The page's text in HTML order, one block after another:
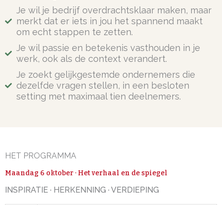
Je wil je bedrijf overdrachtsklaar maken, maar
merkt dat er iets in jou het spannend maakt
om echt stappen te zetten.
Je wil passie en betekenis vasthouden in je
werk, ook als de context verandert.
Je zoekt gelijkgestemde ondernemers die
dezelfde vragen stellen, in een besloten
setting met maximaal tien deelnemers.
HET PROGRAMMA
Maandag 6 oktober · Het verhaal en de spiegel
INSPIRATIE · HERKENNING · VERDIEPING